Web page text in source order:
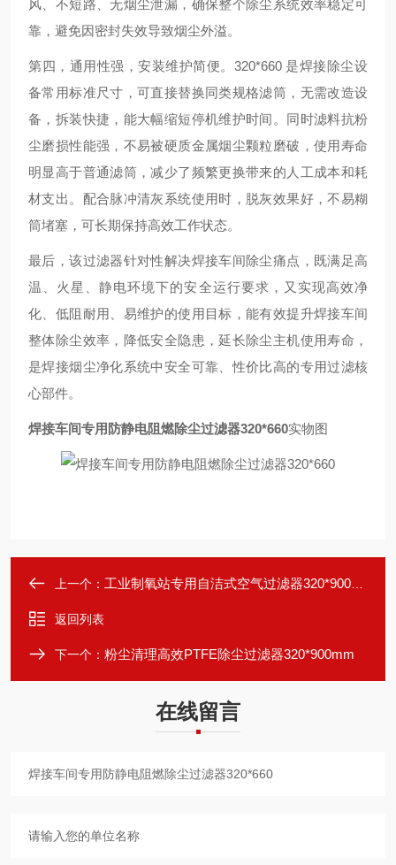
风、不短路、无烟尘泄漏，确保整个除尘系统效率稳定可
靠，避免因密封失效导致烟尘外溢。
第四，通用性强，安装维护简便。320*660 是焊接除尘设
备常用标准尺寸，可直接替换同类规格滤筒，无需改造设
备，拆装快捷，能大幅缩短停机维护时间。同时滤料抗粉
尘磨损性能强，不易被硬质金属烟尘颗粒磨破，使用寿命
明显高于普通滤筒，减少了频繁更换带来的人工成本和耗
材支出。配合脉冲清灰系统使用时，脱灰效果好，不易糊
筒堵塞，可长期保持高效工作状态。
最后，该过滤器针对性解决焊接车间除尘痛点，既满足高
温、火星、静电环境下的安全运行要求，又实现高效净
化、低阻耐用、易维护的使用目标，能有效提升焊接车间
整体除尘效率，降低安全隐患，延长除尘主机使用寿命，
是焊接烟尘净化系统中安全可靠、性价比高的专用过滤核
心部件。
焊接车间专用防静电阻燃除尘过滤器320*660实物图
上一个： 工业制氧站专用自洁式空气过滤器320*900mm
返回列表
下一个： 粉尘清理高效PTFE除尘过滤器320*900mm
在线留言